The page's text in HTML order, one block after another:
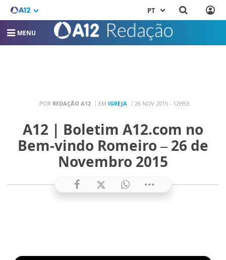
PT
MENU
POR REDAÇÃO A12 EM IGREJA 26 NOV 2015 - 12H53
A12 | Boletim A12.com no
Bem-vindo Romeiro – 26 de
Novembro 2015